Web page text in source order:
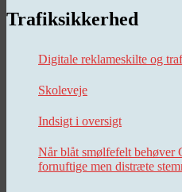
Trafiksikkerhed
Digitale reklameskilte og
Skoleveje
Indsigt i oversigt
Når blåt smølfefelt behøver
fornuftige men distræte